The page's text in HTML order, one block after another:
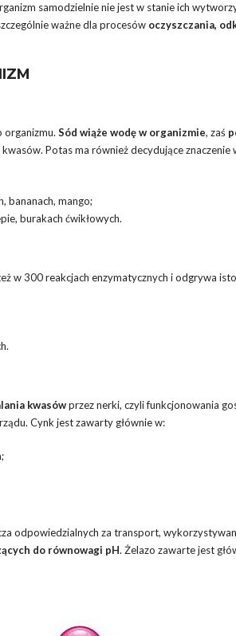
samodzielnie nie jest w stanie ich
ważne dla procesów oczyszczania,
organizmu. Sód wiąże wodę w organizmie, zaś
Potas ma również decydujące
bananach, mango;
burakach ćwikłowych.
w 300 reakcjach enzymatycznych i odgrywa
kwasówprzez nerki, czyli funkcjonowania
Cynk jest zawarty głównie w:
odpowiedzialnych za transport,
do równowagi pH. Żelazo zawarte jest